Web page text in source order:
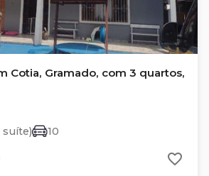
Cotia, Gramado, com 3 quartos,
suíte) 10